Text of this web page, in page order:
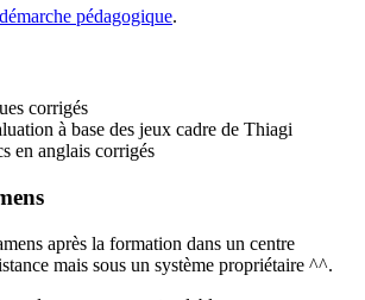
démarche pédagogique.
corrigés
à base des jeux cadre de Thiagi
en anglais corrigés
après la formation dans un centre
mais sous un système propriétaire ^^.